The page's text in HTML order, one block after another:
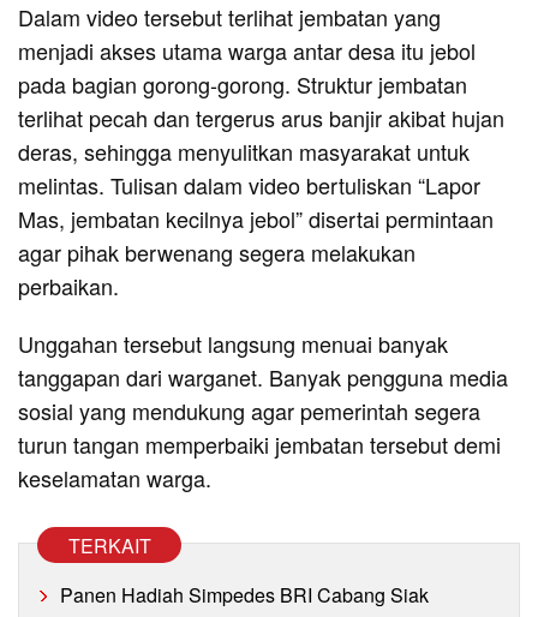
Dalam video tersebut terlihat jembatan yang
menjadi akses utama warga antar desa itu jebol
pada bagian gorong-gorong. Struktur jembatan
terlihat pecah dan tergerus arus banjir akibat hujan
deras, sehingga menyulitkan masyarakat untuk
melintas. Tulisan dalam video bertuliskan “Lapor
Mas, jembatan kecilnya jebol” disertai permintaan
agar pihak berwenang segera melakukan
perbaikan.
Unggahan tersebut langsung menuai banyak
tanggapan dari warganet. Banyak pengguna media
sosial yang mendukung agar pemerintah segera
turun tangan memperbaiki jembatan tersebut demi
keselamatan warga.
TERKAIT
Panen Hadiah Simpedes BRI Cabang Siak